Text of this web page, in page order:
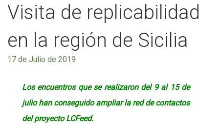
Visita de replicabilidad
en la región de Sicilia
17 de Julio de 2019
Los encuentros que se realizaron del 9 al 15 de
julio han conseguido ampliar la red de contactos
del proyecto LCFeed.